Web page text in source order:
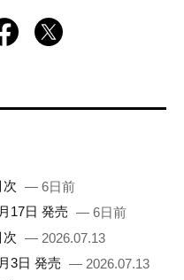
次 — 6日前
17日 発売 — 6日前
次 — 2026.07.13
3日 発売 — 2026.07.13